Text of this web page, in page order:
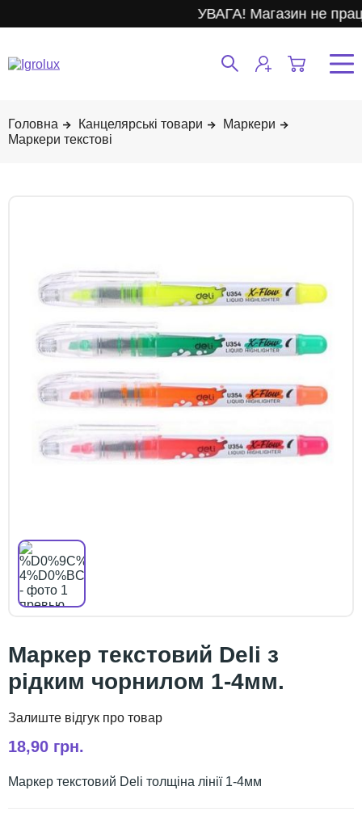
УВАГА! Магазин не
Канцелярські товари
Маркери
Маркери текстові
Маркер текстовий Deli з
рідким чорнилом 1-4мм.
18,90 грн.
Маркер текстовий Deli толщіна лінії 1-4мм